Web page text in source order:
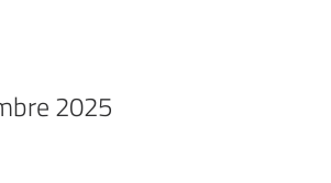
2025